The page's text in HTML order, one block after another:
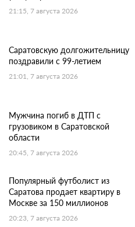
21:15, 7 августа 2026
Саратовскую долгожительницу
поздравили с 99-летием
21:01, 7 августа 2026
Мужчина погиб в ДТП с
грузовиком в Саратовской
области
20:45, 7 августа 2026
Популярный футболист из
Саратова продает квартиру в
Москве за 150 миллионов
20:23, 7 августа 2026